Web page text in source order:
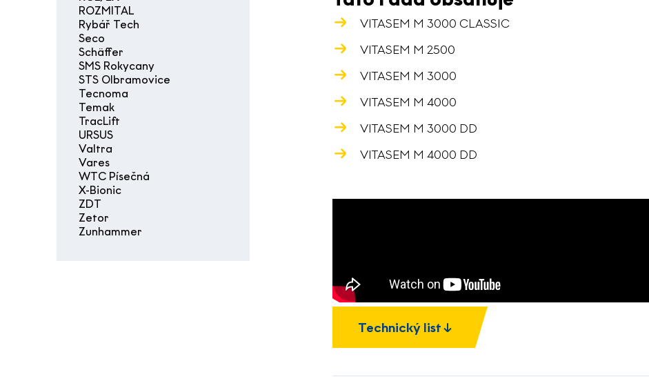
ROZMITAL
Rybář Tech
Seco
Schäffer
SMS Rokycany
STS Olbramovice
Tecnoma
Temak
TracLift
URSUS
Valtra
Vares
WTC Písečná
X-Bionic
ZDT
Zetor
Zunhammer
VITASEM M 3000 CLASSIC
VITASEM M 2500
VITASEM M 3000
VITASEM M 4000
VITASEM M 3000 DD
VITASEM M 4000 DD
Technický list